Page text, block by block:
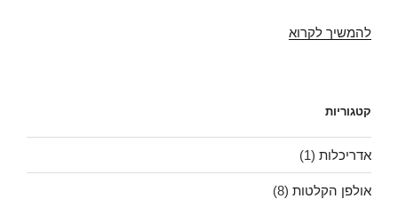
להמשיך לקרוא
קטגוריות
אדריכלות (1)
אולפן הקלטות (8)